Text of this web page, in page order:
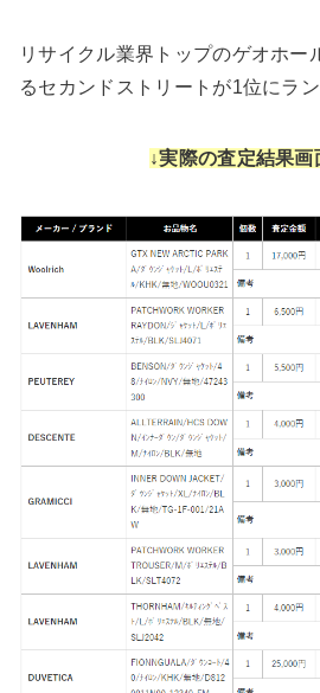
リサイクル業界トップのゲオホー
るセカンドストリートが1位にラン
↓実際の査定結果画